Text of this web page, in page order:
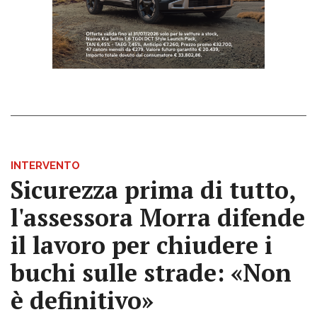
INTERVENTO
Sicurezza prima di tutto,
l'assessora Morra difende
il lavoro per chiudere i
buchi sulle strade: «Non
è definitivo»